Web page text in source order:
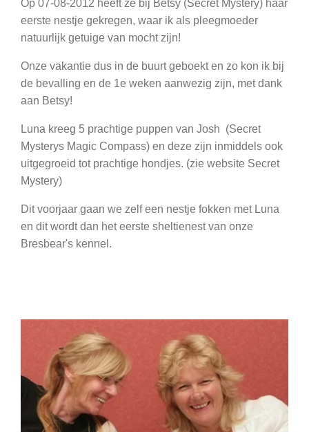
Op 07-08-2012 heeft ze bij Betsy (Secret Mystery) haar
eerste nestje gekregen, waar ik als pleegmoeder
natuurlijk getuige van mocht zijn!
Onze vakantie dus in de buurt geboekt en zo kon ik bij
de bevalling en de 1e weken aanwezig zijn, met dank
aan Betsy!
Luna kreeg 5 prachtige puppen van Josh (Secret
Mysterys Magic Compass) en deze zijn inmiddels ook
uitgegroeid tot prachtige hondjes. (zie website Secret
Mystery)
Dit voorjaar gaan we zelf een nestje fokken met Luna
en dit wordt dan het eerste sheltienest van onze
Bresbear's kennel.